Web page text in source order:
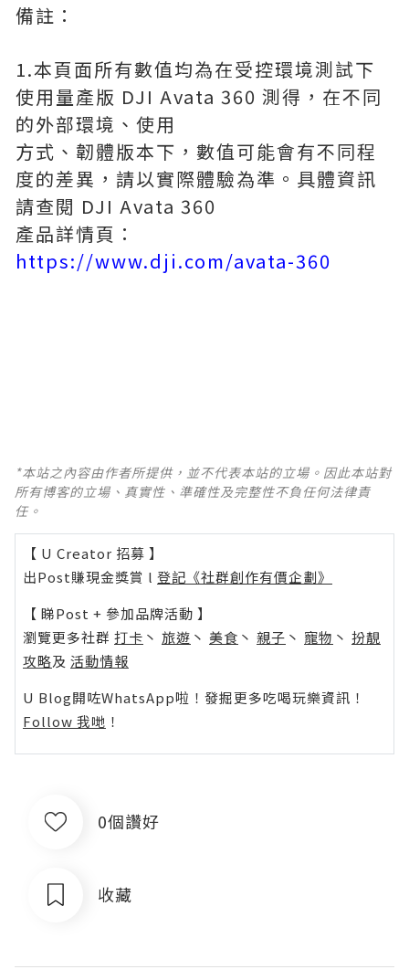
備註：
1.本頁面所有數值均為在受控環境測試下
使用量產版 DJI Avata 360 測得，在不同
的外部環境、使用
方式、韌體版本下，數值可能會有不同程
度的差異，請以實際體驗為準。具體資訊
請查閱 DJI Avata 360
產品詳情頁：
https://www.dji.com/avata-360
*本站之內容由作者所提供，並不代表本站的立場。因此本站對
所有博客的立場、真實性、準確性及完整性不負任何法律責
任。
【 U Creator 招募 】
出Post賺現金獎賞 l 登記《社群創作有價企劃》
【 睇Post + 參加品牌活動 】
瀏覽更多社群 打卡 丶 旅遊 丶 美食 丶 親子 丶 寵物 丶 扮靚
攻略及 活動情報
U Blog開咗WhatsApp啦！發掘更多吃喝玩樂資訊！
Follow 我哋 ！
0個讚好
收藏